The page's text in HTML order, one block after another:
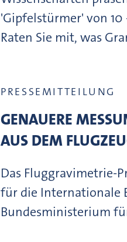
'Gipfelstürmer' von 10
Raten Sie mit, was
PRESSEMITTEILUNG
GENAUERE
AUS DEM
Das Fluggravimetrie-
für die Internationale
Bundesministerium